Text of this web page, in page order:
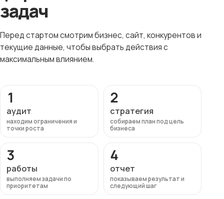
задач
Перед стартом смотрим бизнес, сайт, конкурентов и
текущие данные, чтобы выбрать действия с
максимальным влиянием.
1
аудит
находим ограничения и
точки роста
2
стратегия
собираем план под цель
бизнеса
3
работы
выполняем задачи по
приоритетам
4
отчет
показываем результат и
следующий шаг